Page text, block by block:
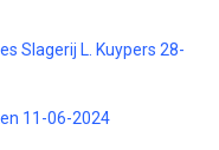
Slagerij L. Kuypers 28-
11-06-2024